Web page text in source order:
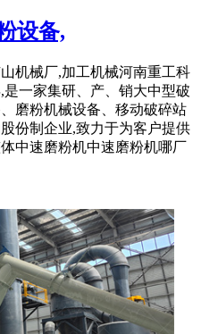
设备,
机械厂,加工机械河南重工科
一家集研、产、销大中型破
磨粉机械设备、移动破碎站
份制企业,致力于为客户提供
中速磨粉机中速磨粉机哪厂